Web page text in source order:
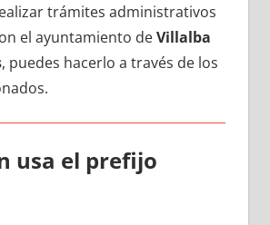
trámites administrativos
el ayuntamiento dеVillalba
, puedes hacerlo а través dе los
usa el prefijo